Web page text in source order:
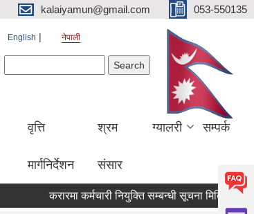
kalaiyamun@gmail.com 053-550135
English नेपाली
वृत्ति
मार्गनिर्देशन
श्रम
संसार
ग्यालरी सम्पर्क
करारमा कर्मचारी नियुक्ति सम्बन्धी सूचना मितिः